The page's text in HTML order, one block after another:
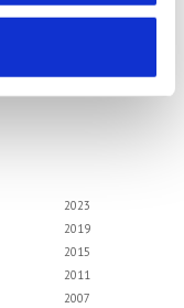
2023
2019
2015
2011
2007